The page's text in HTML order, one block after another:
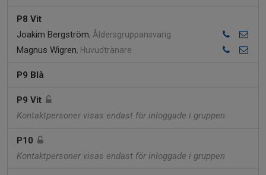
P8 Vit
Joakim Bergström, Åldersgruppansvarig
Magnus Wigren, Huvudtränare
P9 Blå
P9 Vit
Kontaktpersoner visas endast för inloggade i gruppen
P10
Kontaktpersoner visas endast för inloggade i gruppen